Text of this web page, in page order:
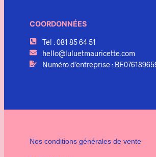
COORDONNÉES
Tél : 081 85 64 51
hello@luluetmauricette.com
Numéro d’entreprise :
Nos conditions générales de vente